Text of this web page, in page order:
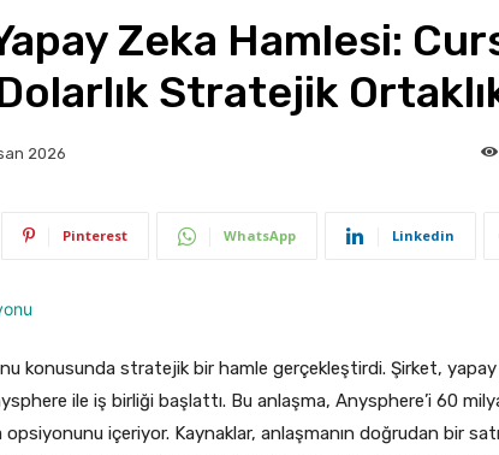
Zeka Hamlesi:
Stratejik
2026
Pinterest WhatsApp Linkedin
konusunda stratejik bir hamle gerçekleştirdi. Şirket,
ile iş birliği başlattı. Bu anlaşma, Anysphere’i 60
içeriyor. Kaynaklar, anlaşmanın doğrudan bir